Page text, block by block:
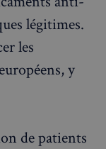
légitimes.
les
y
de patients